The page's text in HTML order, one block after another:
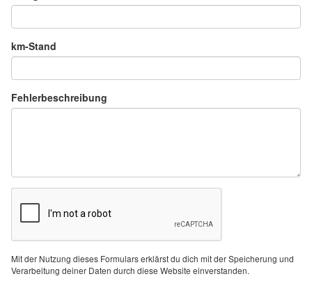
km-Stand
Fehlerbeschreibung
Mit der Nutzung dieses Formulars erklärst du dich mit der Speicherung und
Verarbeitung deiner Daten durch diese Website einverstanden.